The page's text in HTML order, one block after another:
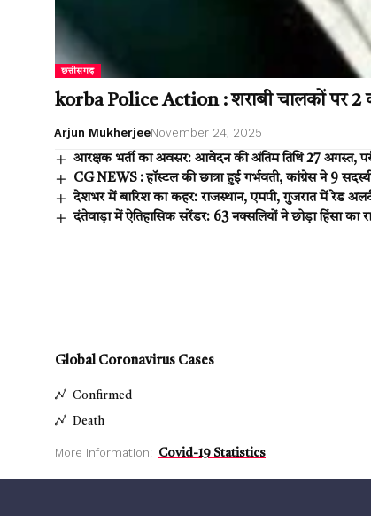
छत्तीसगढ़
korba Police Action : शराबी चालकों पर 2
Arjun MukherjeeNovember 24, 2025
आरक्षक भर्ती का अवसर: आवेदन की अंतिम तिथि 27 अगस्त,
CG NEWS : हॉस्टल की छात्रा हुई गर्भवती, कांग्रेस ने 9
देशभर में बारिश का कहर: राजस्थान, एमपी, गुजरात में रेड
दंतेवाड़ा में ऐतिहासिक सरेंडर: 63 नक्सलियों ने छोड़ा हिंसा का
Global Coronavirus Cases
Confirmed
Death
More Information: Covid-19 Statistics